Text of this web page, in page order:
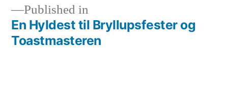
Indlægsnavigation
Published in
En Hyldest til Bryllupsfester og
Toastmasteren